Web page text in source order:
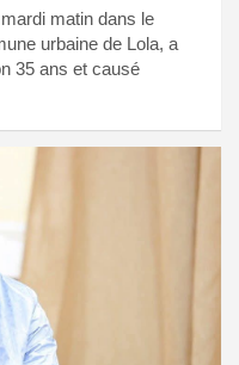
matin dans le
urbaine de Lola, a
35 ans et causé